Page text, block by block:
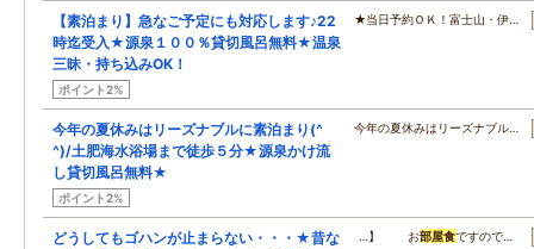
【素泊まり】急なご予定にも対応します♪22
時迄受入★源泉１００％貸切風呂無料★温泉
三昧・持ち込みOK！
ポイント2%
★当日予約ＯＫ！富士山・伊…
今年の夏休みはリーズナブルに素泊まり(^
^)/土肥海水浴場まで徒歩５分★源泉かけ流
し貸切風呂無料★
ポイント2%
今年の夏休みはリーズナブル…
どうしてもゴハンが止まらない・・・★昔な
…】 お部屋食ですので…